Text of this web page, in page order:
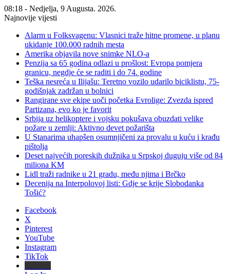
08:18 - Nedjelja, 9 Augusta. 2026.
Najnovije vijesti
Alarm u Folksvagenu: Vlasnici traže hitne promene, u planu
ukidanje 100.000 radnih mesta
Amerika objavila nove snimke NLO-a
Penzija sa 65 godina odlazi u prošlost: Evropa pomjera
granicu, negdje će se raditi i do 74. godine
Teška nesreća u Ilijašu: Teretno vozilo udarilo biciklistu, 75-
godišnjak zadržan u bolnici
Rangirane sve ekipe uoči početka Evrolige: Zvezda ispred
Partizana, evo ko je favorit
Srbija uz helikoptere i vojsku pokušava obuzdati velike
požare u zemlji: Aktivno devet požarišta
U Stanarima uhapšen osumnjičeni za provalu u kuću i krađu
pištolja
Deset najvećih poreskih dužnika u Srpskoj duguju više od 84
miliona KM
Lidl traži radnike u 21 gradu, među njima i Brčko
Decenija na Interpolovoj listi: Gdje se krije Slobodanka
Tošić?
Facebook
X
Pinterest
YouTube
Instagram
TikTok